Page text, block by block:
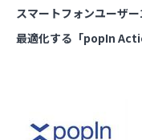
スマートフォンユーザ
最適化する「popIn